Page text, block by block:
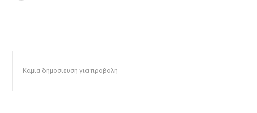
Καμία δημοσίευση για προβολή